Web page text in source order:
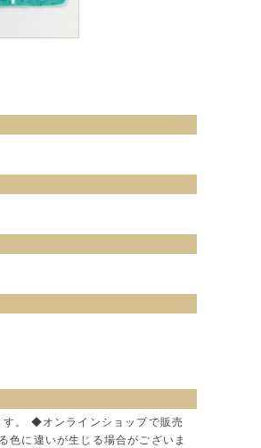
。 ◆オンラインショップで販売
に違いが生じる場合がございま